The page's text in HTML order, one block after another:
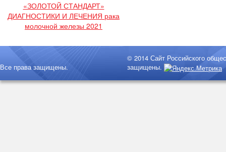
«ЗОЛОТОЙ СТАНДАРТ»
ДИАГНОСТИКИ И ЛЕЧЕНИЯ рака
молочной железы 2021
Все права защищены.
© 2014 Сайт Российского
защищены.